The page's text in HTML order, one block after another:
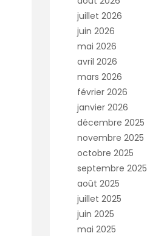
juillet 2026
juin 2026
mai 2026
avril 2026
mars 2026
février 2026
janvier 2026
décembre 2025
novembre 2025
octobre 2025
septembre 2025
août 2025
juillet 2025
juin 2025
mai 2025